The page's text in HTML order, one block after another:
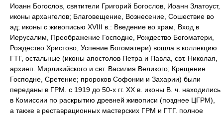
Иоанн Богослов, святители Григорий Богослов, Иоанн Златоуст,
иконы архангелов; Благовещение, Вознесение, Сошествие во
ад; иконы с живописью XVIII в.: Введение во храм, Вход в
Иерусалим, Преображение Господне, Рождество Богоматери,
Рождество Христово, Успение Богоматери) вошла в коллекцию
ГТГ, остальные (иконы апостолов Петра и Павла, свт. Николая,
архиеп. Мирликийского и свт. Василия Великого; Крещение
Господне, Сретение; пророков Софонии и Захарии) были
переданы в ГРМ. с 1919 до 50-х гг. XX в. иконы В. ч. находились
в Комиссии по раскрытию древней живописи (позднее ЦГРМ),
а также в реставрационных мастерских ГРМ и ГТГ. полное